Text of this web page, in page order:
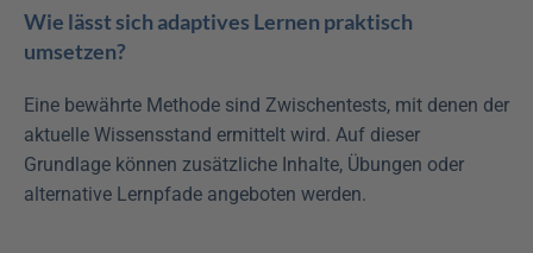
Wie lässt sich adaptives Lernen praktisch
umsetzen?
Eine bewährte Methode sind Zwischentests, mit denen der
aktuelle Wissensstand ermittelt wird. Auf dieser
Grundlage können zusätzliche Inhalte, Übungen oder
alternative Lernpfade angeboten werden.